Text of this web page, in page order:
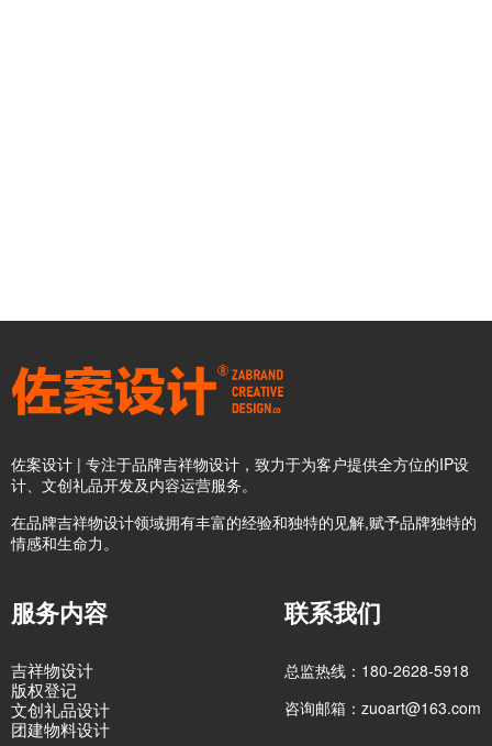
佐案设计 | 专注于品牌吉祥物设计，致力于为客户提供全方位的IP设
计、文创礼品开发及内容运营服务。
在品牌吉祥物设计领域拥有丰富的经验和独特的见解,赋予品牌独特的
情感和生命力。
服务内容
吉祥物设计
版权登记
文创礼品设计
团建物料设计
联系我们
总监热线：180-2628-5918
咨询邮箱：zuoart@163.com